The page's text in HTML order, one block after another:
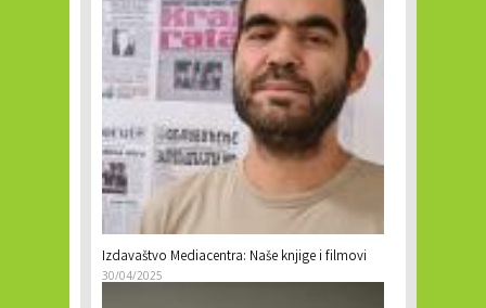
Izdavaštvo Mediacentra: Naše knjige i filmovi
30/04/2025